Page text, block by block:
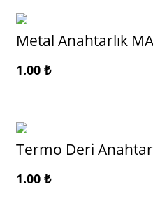
Metal Anahtarlık
1.00 ₺
Termo Deri
1.00 ₺